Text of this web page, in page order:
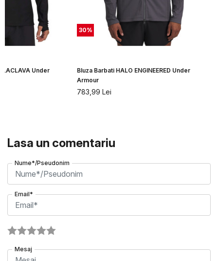
Under
30%
Bluza Barbati HALO ENGINEERED Under
Armour
783,99 Lei
Lasa un comentariu
Nume*/Pseudonim
Email*
Mesaj